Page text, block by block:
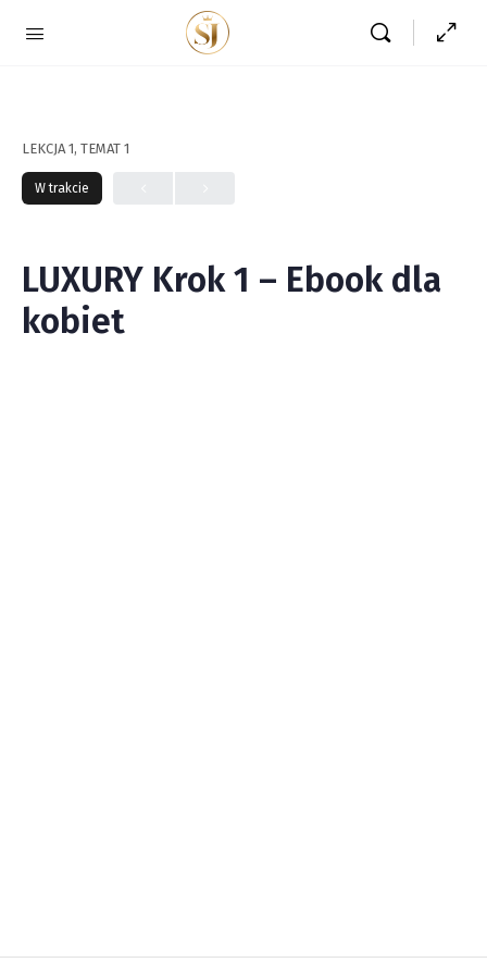
LEKCJA 1, TEMAT 1
W trakcie
LUXURY Krok 1 – Ebook dla
kobiet